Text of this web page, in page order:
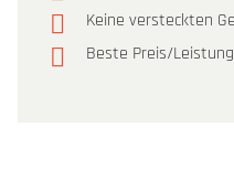
Keine versteckten
Beste Preis/Leistung